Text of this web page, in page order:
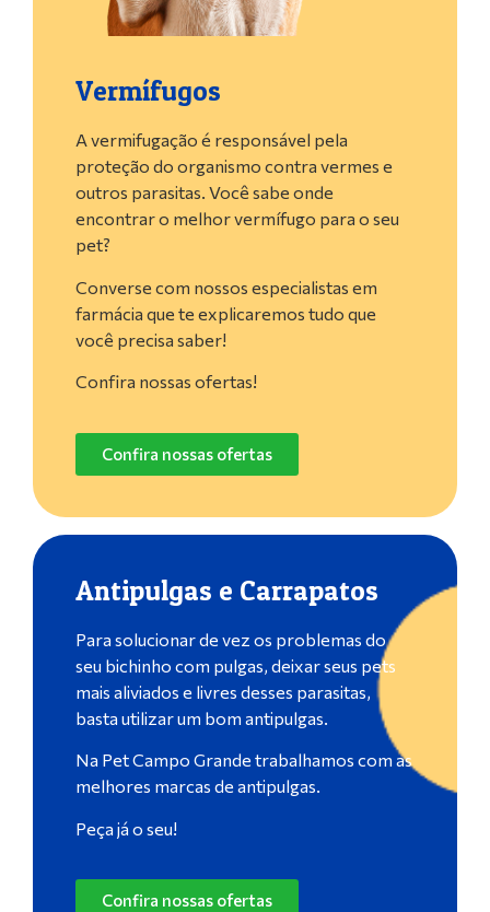
Vermífugos
A vermifugação é responsável pela
proteção do organismo contra vermes e
outros parasitas. Você sabe onde
encontrar o melhor vermífugo para o seu
pet?
Converse com nossos especialistas em
farmácia que te explicaremos tudo que
você precisa saber!
Confira nossas ofertas!
Confira nossas ofertas
Antipulgas e Carrapatos
Para solucionar de vez os problemas do
seu bichinho com pulgas, deixar seus pets
mais aliviados e livres desses parasitas,
basta utilizar um bom antipulgas.
Na Pet Campo Grande trabalhamos com as
melhores marcas de antipulgas.
Peça já o seu!
Confira nossas ofertas